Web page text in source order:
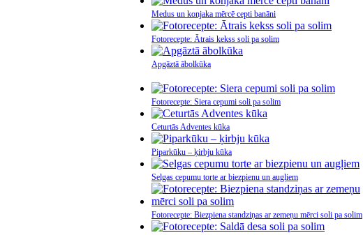
Medus un konjaka mērcē cepti banāni
Fotorecepte: Ātrais kekss soli pa solim
Apgāztā ābolkūka
Fotorecepte: Siera cepumi soli pa solim
Ceturtās Adventes kūka
Piparkūku – ķirbju kūka
Selgas cepumu torte ar biezpienu un augļiem
Fotorecepte: Biezpiena standziņas ar zemeņu mērci soli pa solim